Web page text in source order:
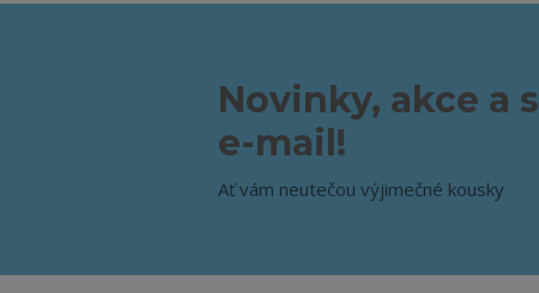
Novinky, akce a
e-mail!
Ať vám neutečou výjimečné kousky